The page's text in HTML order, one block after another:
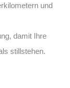
und
damit Ihre
stillstehen.